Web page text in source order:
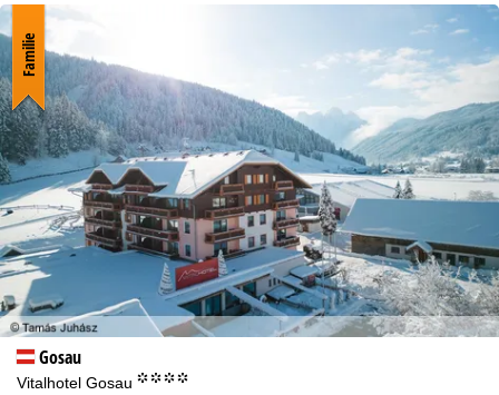
Gosau
Vitalhotel Gosau °°°°
Familie